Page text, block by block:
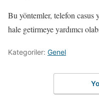
Bu yöntemler, telefon casus
hale getirmeye yardımcı
Kategoriler: Genel